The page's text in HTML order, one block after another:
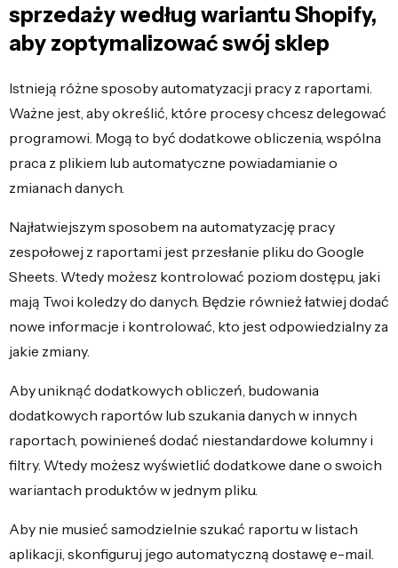
sprzedaży według wariantu Shopify,
aby zoptymalizować swój sklep
Istnieją różne sposoby automatyzacji pracy z raportami.
Ważne jest, aby określić, które procesy chcesz delegować
programowi. Mogą to być dodatkowe obliczenia, wspólna
praca z plikiem lub automatyczne powiadamianie o
zmianach danych.
Najłatwiejszym sposobem na automatyzację pracy
zespołowej z raportami jest przesłanie pliku do Google
Sheets. Wtedy możesz kontrolować poziom dostępu, jaki
mają Twoi koledzy do danych. Będzie również łatwiej dodać
nowe informacje i kontrolować, kto jest odpowiedzialny za
jakie zmiany.
Aby uniknąć dodatkowych obliczeń, budowania
dodatkowych raportów lub szukania danych w innych
raportach, powinieneś dodać niestandardowe kolumny i
filtry. Wtedy możesz wyświetlić dodatkowe dane o swoich
wariantach produktów w jednym pliku.
Aby nie musieć samodzielnie szukać raportu w listach
aplikacji, skonfiguruj jego automatyczną dostawę e-mail.